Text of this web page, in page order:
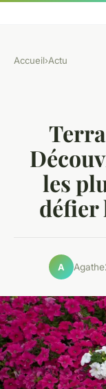
Accueil›Actu
les
défier
A Agathe